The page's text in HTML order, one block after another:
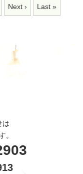
Next › Last »
は
。